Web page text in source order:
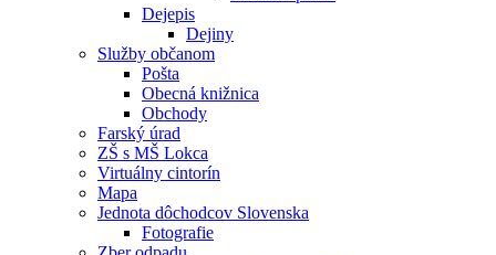
Dejepis
Dejiny
Služby občanom
Pošta
Obecná knižnica
Obchody
Farský úrad
ZŠ s MŠ Lokca
Virtuálny cintorín
Mapa
Jednota dôchodcov Slovenska
Fotografie